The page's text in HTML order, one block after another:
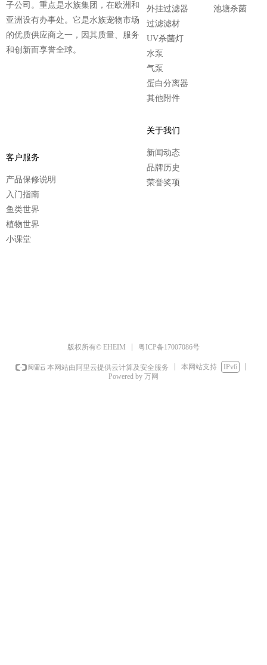
子公司。重点是水族集团，在欧洲和
亚洲设有办事处。它是水族宠物市场
的优质供应商之一，因其质量、服务
和创新而享誉全球。
外挂过滤器
过滤滤材
UV杀菌灯
水泵
气泵
蛋白分离器
其他附件
池塘杀菌
客户服务
产品保修说明
入门指南
鱼类世界
植物世界
小课堂
关于我们
新闻动态
品牌历史
荣誉奖项
版权所有© EHEIM 粤ICP备17007086号
本网站由阿里云提供云计算及安全服务 本网站支持
IPv6
Powered by 万网